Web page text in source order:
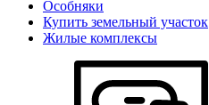
Особняки
Купить земельный участок
Жилые комплексы